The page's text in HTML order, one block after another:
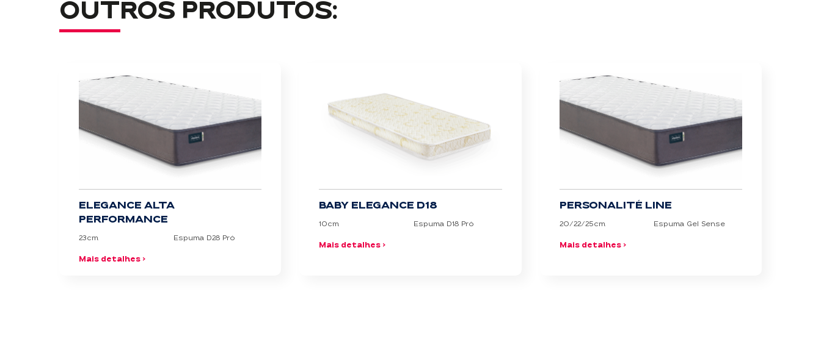
OUTROS PRODUTOS:
ELEGANCE ALTA
PERFORMANCE
23cm Espuma D28 Pró
Mais detalhes >
BABY ELEGANCE D18
10cm Espuma D18 Pró
Mais detalhes >
PERSONALITÉ LINE
20/22/25cm Espuma Gel Sense
Mais detalhes >